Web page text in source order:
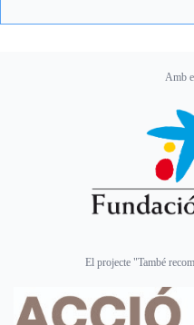
Amb
El projecte "També